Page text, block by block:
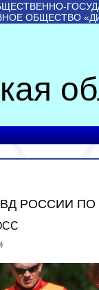
ОБЩЕСТВО
РОССИИ ПО